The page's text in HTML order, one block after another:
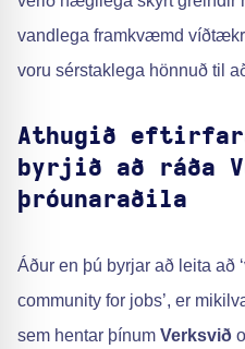
vandlega framkvæmd
voru sérstaklega hönnuð til
Athugið
byrjið að ráða
þróunaraðila
Áður en þú byrjar að leita að
community for jobs’, er
sem hentar þínum Verksvið